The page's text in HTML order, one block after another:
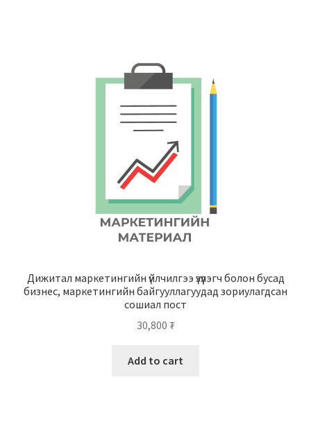
Дижитал маркетингийн үйлчилгээ үзүүлэгч болон бусад
бизнес, маркетингийн байгууллагуудад зориулагдсан
сошиал пост
30,800 ₮
Add to cart